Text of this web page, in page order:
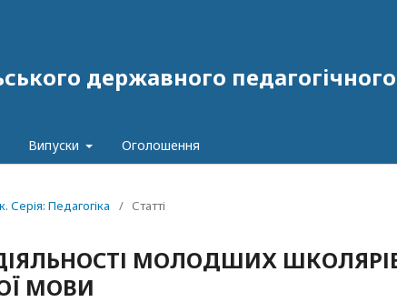
державного педагогічного
Випуски Оголошення
Серія: Педагогіка / Статті
МОЛОДШИХ
МОВИ